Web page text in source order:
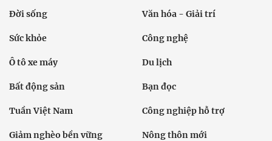
Đời sống Văn hóa - Giải trí
Sức khỏe Công nghệ
Ô tô xe máy Du lịch
Bất động sản Bạn đọc
Tuần Việt Nam Công nghiệp hỗ trợ
Giảm nghèo bền vững Nông thôn mới